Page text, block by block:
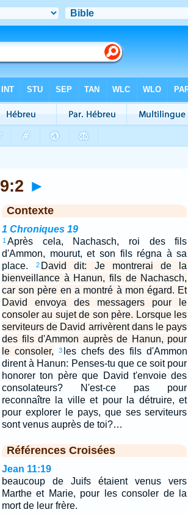
►
Contexte
1 Chroniques 19
1 Après cela, Nachasch, roi des fils
d'Ammon, mourut, et son fils régna à sa
place.
2 David dit: Je montrerai de la
bienveillance à Hanun, fils de Nachasch,
car son père en a montré à mon égard. Et
David envoya des messagers pour le
consoler au sujet de son père. Lorsque les
serviteurs de David arrivèrent dans le pays
des fils d'Ammon auprès de Hanun, pour
le consoler,
3 les chefs des fils d'Ammon
dirent à Hanun: Penses-tu que ce soit pour
honorer ton père que David t'envoie des
consolateurs? N'est-ce pas pour
reconnaître la ville et pour la détruire, et
pour explorer le pays, que ses serviteurs
sont venus auprès de toi?…
Références Croisées
Jean 11:19
beaucoup de Juifs étaient venus vers
Marthe et Marie, pour les consoler de la
mort de leur frère.